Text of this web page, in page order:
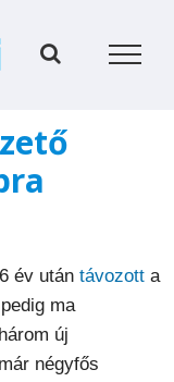
év után távozott a
ma
új
négyfős